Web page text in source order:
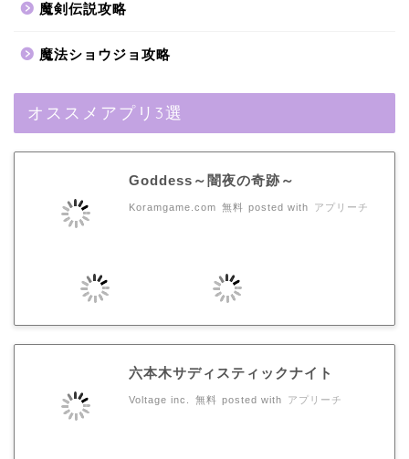
魔剣伝説攻略
魔法ショウジョ攻略
オススメアプリ3選
Goddess～闇夜の奇跡～
Koramgame.com 無料 posted with アプリーチ
六本木サディスティックナイト
Voltage inc. 無料 posted with アプリーチ